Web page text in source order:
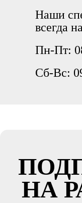
Наши
всегда
Пн-Пт:
Сб-Вс:
НА